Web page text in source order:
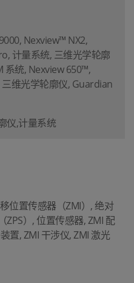
Nexview™ NX2,
计量系统, 三维光学轮廓
系统, Nexview 650™,
维光学轮廓仪, Guardian
仪,计量系统
位置传感器（ZMI）, 绝对
ZPS）, 位置传感器, ZMI 配
置, ZMI 干涉仪, ZMI 激光